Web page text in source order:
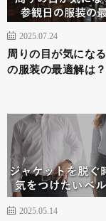
2025.07.24
周りの目が気にな
の服装の最適解は？
2025.05.14